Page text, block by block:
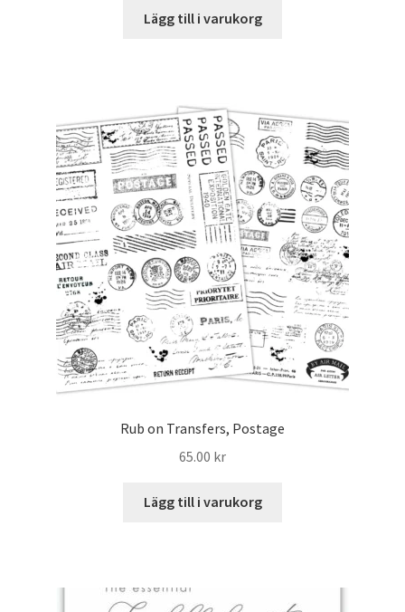
Lägg till i varukorg
Rub on Transfers, Postage
65.00 kr
Lägg till i varukorg